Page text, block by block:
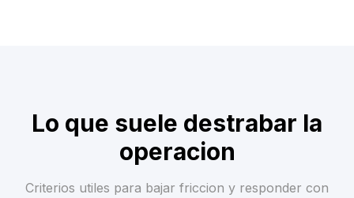
Lo que suele destrabar la
operacion
Criterios utiles para bajar friccion y responder con